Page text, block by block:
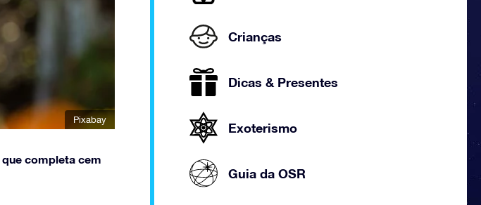
Pixabay
completa cem
Crianças
Dicas & Presentes
Exoterismo
Guia da OSR